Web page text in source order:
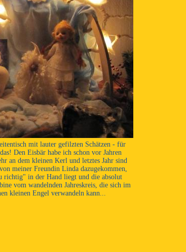
mit lauter gefilzten Schätzen - für
Den Eisbär habe ich schon vor Jahren
an dem kleinen Kerl und letztes Jahr sind
meiner Freundin Linda dazugekommen,
richtig" in der Hand liegt und die absolut
vom wandelnden Jahreskreis, die sich im
kleinen Engel verwandeln kann...